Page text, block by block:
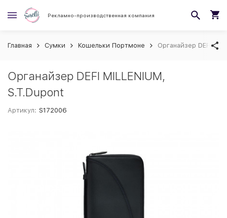
Рекламно-производственная компания
Главная Сумки Кошельки Портмоне Органайзер DEFI
Органайзер DEFI MILLENIUM,
S.T.Dupont
Артикул: S172006